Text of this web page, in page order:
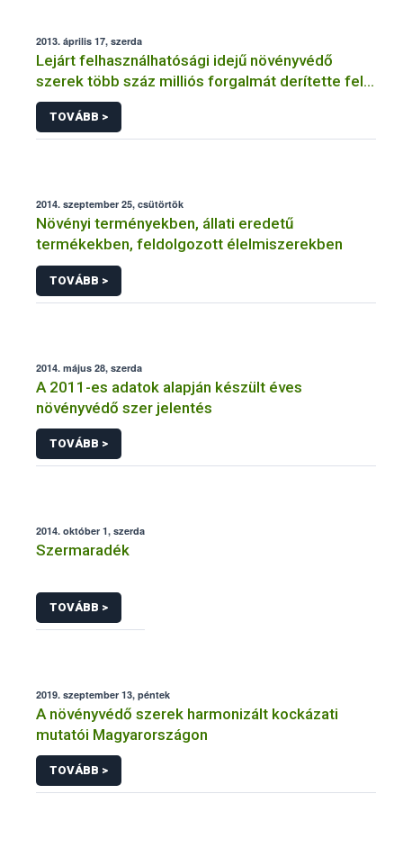
2013. április 17, szerda
Lejárt felhasználhatósági idejű növényvédő
szerek több száz milliós forgalmát derítette fel a
NÉBIH
TOVÁBB >
2014. szeptember 25, csütörtök
Növényi terményekben, állati eredetű
termékekben, feldolgozott élelmiszerekben
TOVÁBB >
2014. május 28, szerda
A 2011-es adatok alapján készült éves
növényvédő szer jelentés
TOVÁBB >
2014. október 1, szerda
Szermaradék
TOVÁBB >
2019. szeptember 13, péntek
A növényvédő szerek harmonizált kockázati
mutatói Magyarországon
TOVÁBB >